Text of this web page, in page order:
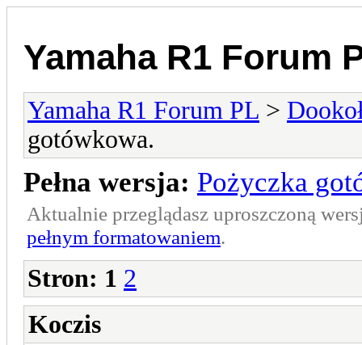
Yamaha R1 Forum
Yamaha R1 Forum PL >
gotówkowa.
Pełna wersja: Pożyczka
Aktualnie przeglądasz uproszczoną
pełnym formatowaniem.
Stron: 1 2
Koczis